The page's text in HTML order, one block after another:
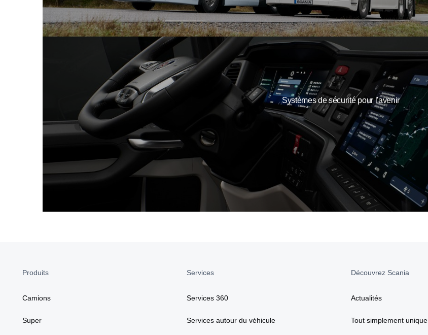
Systèmes de sécurité pour l'avenir
Produits
Camions
Super
Services
Services 360
Services autour du véhicule
Découvrez Scania
Actualités
Tout simplement unique